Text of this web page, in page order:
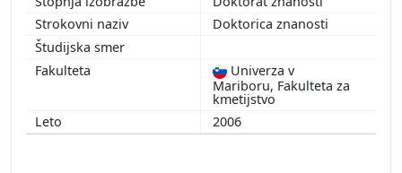
Doktorica znanosti
Univerza v
Mariboru, Fakulteta za
kmetijstvo
2006